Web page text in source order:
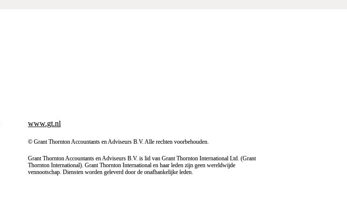
www.gt.nl
© Grant Thornton Accountants en Adviseurs B.V. Alle rechten voorbehouden.
Grant Thornton Accountants en Adviseurs B.V. is lid van Grant Thornton International Ltd. (Grant
Thornton International). Grant Thornton International en haar leden zijn geen wereldwijde
vennootschap. Diensten worden geleverd door de onafhankelijke leden.